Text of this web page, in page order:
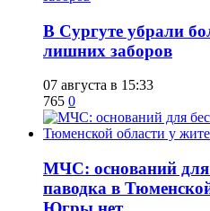
​В Сургуте убрали
лишних заборов
07 августа в 15:33
765 0
​МЧС: оснований для
паводка в